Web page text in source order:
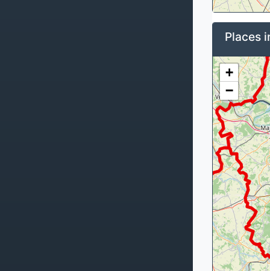
Places
+
−